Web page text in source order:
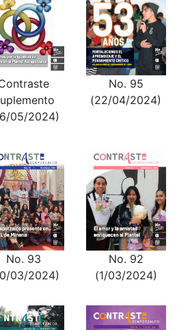
05/2024)
No. 95
(22/04/2024)
No. 93
03/2024)
No. 92
(1/03/2024)